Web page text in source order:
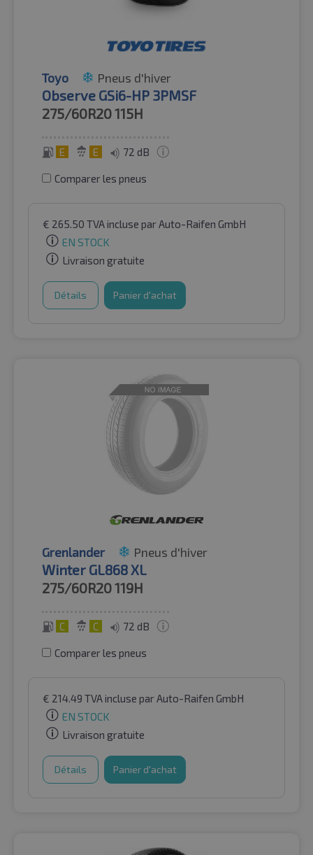
Toyo Pneus d'hiver
Observe GSi6-HP 3PMSF
275/60R20115H
E E 72 dB
Comparer les pneus
€ 265.50 TVA incluse par Auto-Raifen GmbH
EN STOCK
Livraison gratuite
Détails Panier d'achat
Grenlander Pneus d'hiver
Winter GL868 XL
275/60R20119H
C C 72 dB
Comparer les pneus
€ 214.49 TVA incluse par Auto-Raifen GmbH
EN STOCK
Livraison gratuite
Détails Panier d'achat